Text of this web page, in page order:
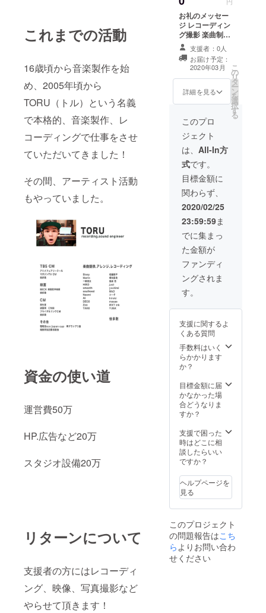
これまでの活動
16歳頃から音楽製作を始
め、2005年頃から
TORU（トル）という名義
で本格的、音楽製作、レ
コーディングで仕事をさせ
ていただいてきました！
その間、アーティスト活動
もやっていました。
資金の使い道
運営費50万
HP.広告など20万
スタジオ設備20万
リターンについて
支援者の方にはレコーディ
ング、映像、写真撮影など
やらせて頂きます！
お礼のメッセー
ジ レコーディン
グ撮影 楽曲制作
４月から毎月２
曲づつ１０曲や
らせていただき
ます！ 友人、知
人でも大丈夫で
す！
支援者：0人
お届け予定：
2020年03月
詳細を見る
こ
の
リ
タ
ー
ン
を
選
択
す
る
このプロ
ジェクト
は、 All-In方
式です。
目標金額に
関わらず、
2020/02/25
23:59:59ま
でに集まっ
た金額が
ファンディ
ングされま
す。
支援に関するよ
くある質問
手数料はいく
らかかります
か？
目標金額に届
かなかった場
合どうなりま
すか？
支援で困った
時はどこに相
談したらいい
ですか？
ヘルプページを
見る
このプロジェクト
の問題報告はこち
らよりお問い合わ
せください